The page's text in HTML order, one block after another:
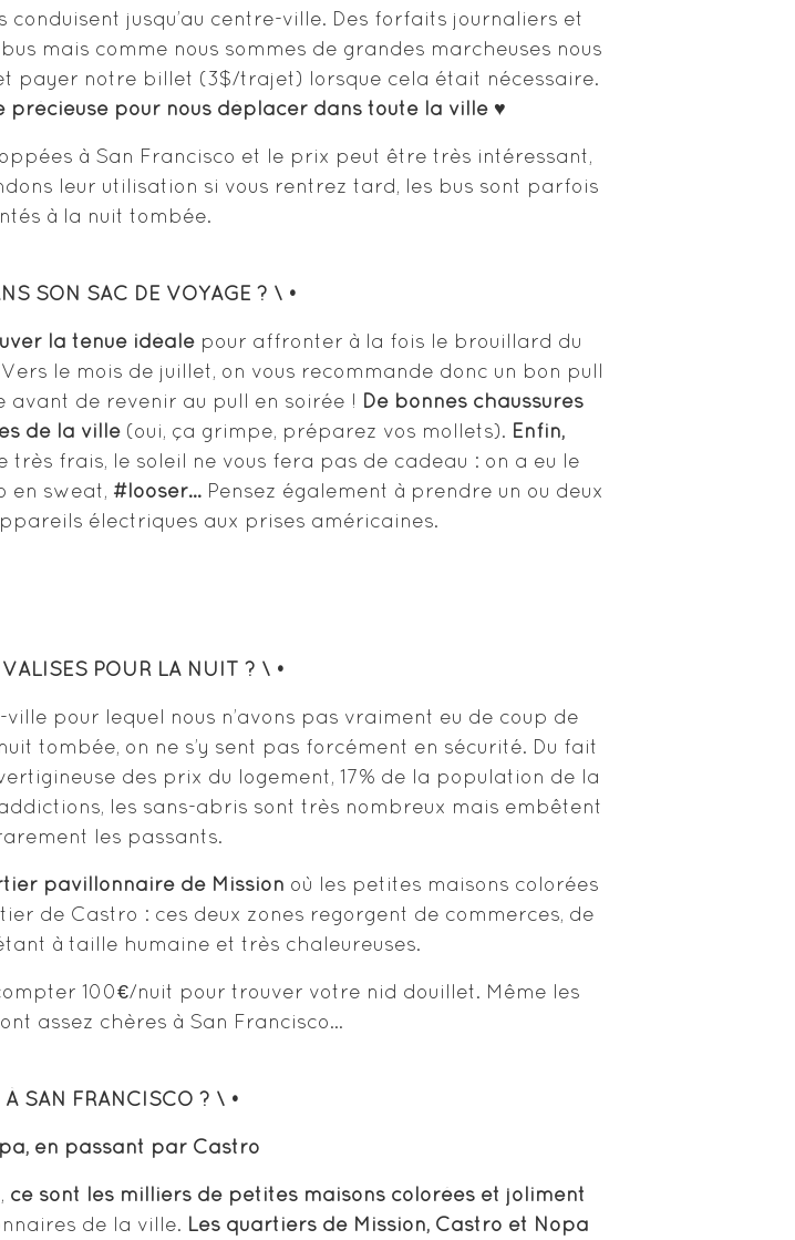
jusqu’au centre-ville. Des forfaits journaliers et
mais comme nous sommes de grandes marcheuses nous
payer notre billet (3$/trajet) lorsque cela était nécessaire.
précieuse pour nous déplacer dans toute la ville ♥
à San Francisco et le prix peut être très intéressant,
leur utilisation si vous rentrez tard, les bus sont parfois
à la nuit tombée.
SON SAC DE VOYAGE ? \ •
la tenue idéale pour affronter à la fois le brouillard du
le mois de juillet, on vous recommande donc un bon pull
de revenir au pull en soirée ! De bonnes chaussures
de la ville (oui, ça grimpe, préparez vos mollets). Enfin,
très frais, le soleil ne vous fera pas de cadeau : on a eu le
en sweat, #looser… Pensez également à prendre un ou deux
électriques aux prises américaines.
POUR LA NUIT ? \ •
pour lequel nous n’avons pas vraiment eu de coup de
tombée, on ne s’y sent pas forcément en sécurité. Du fait
des prix du logement, 17% de la population de la
les sans-abris sont très nombreux mais embêtent
les passants.
pavillonnaire de Mission où les petites maisons colorées
de Castro : ces deux zones regorgent de commerces, de
à taille humaine et très chaleureuses.
100€/nuit pour trouver votre nid douillet. Même les
assez chères à San Francisco…
À SAN FRANCISCO ? \ •
en passant par Castro
ce sont les milliers de petites maisons colorées et joliment
de la ville. Les quartiers de Mission, Castro et Nopa